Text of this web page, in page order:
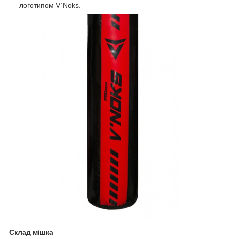
логотипом V`Noks.
Склад мішка